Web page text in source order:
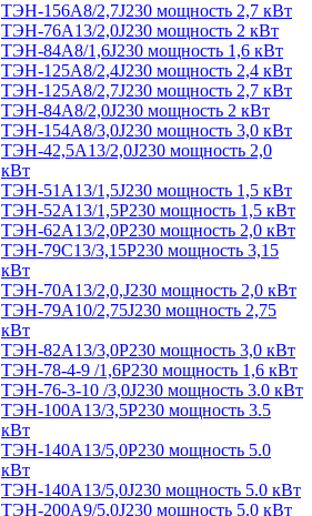
ТЭН-156А8/2,7J230 мощность 2,7 кВт
ТЭН-76А13/2,0J230 мощность 2 кВт
ТЭН-84А8/1,6J230 мощность 1,6 кВт
ТЭН-125А8/2,4J230 мощность 2,4 кВт
ТЭН-125А8/2,7J230 мощность 2,7 кВт
ТЭН-84А8/2,0J230 мощность 2 кВт
ТЭН-154А8/3,0J230 мощность 3,0 кВт
ТЭН-42,5А13/2,0J230 мощность 2,0
кВт
ТЭН-51А13/1,5J230 мощность 1,5 кВт
ТЭН-52А13/1,5Р230 мощность 1,5 кВт
ТЭН-62А13/2,0Р230 мощность 2,0 кВт
ТЭН-79С13/3,15Р230 мощность 3,15
кВт
ТЭН-70А13/2,0,J230 мощность 2,0 кВт
ТЭН-79А10/2,75J230 мощность 2,75
кВт
ТЭН-82А13/3,0Р230 мощность 3,0 кВт
ТЭН-78-4-9 /1,6P230 мощность 1,6 кВт
ТЭН-76-3-10 /3,0J230 мощность 3.0 кВт
ТЭН-100А13/3,5Р230 мощность 3.5
кВт
ТЭН-140А13/5,0Р230 мощность 5.0
кВт
ТЭН-140А13/5,0J230 мощность 5.0 кВт
ТЭН-200А9/5,0J230 мощность 5.0 кВт